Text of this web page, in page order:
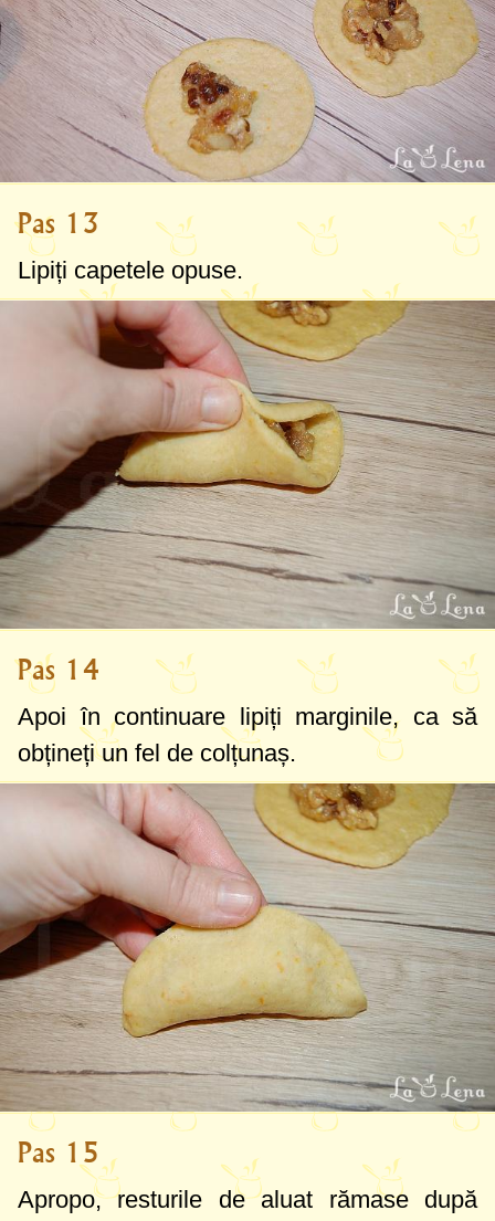
Pas 13
Lipiți capetele opuse.
Pas 14
Apoi în continuare lipiți marginile, ca să
obțineți un fel de colțunaș.
Pas 15
Apropo, resturile de aluat rămase după